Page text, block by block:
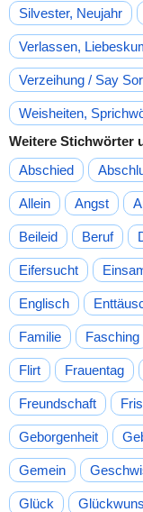
Silvester, Neujahr
Verlassen,
Verzeihung / Say
Weisheiten,
Weitere Stichwörter
Abschied
Allein Angst
Beileid Beruf
Eifersucht
Englisch
Familie Fasching
Flirt Frauentag
Freundschaft
Geborgenheit
Gemein
Glück